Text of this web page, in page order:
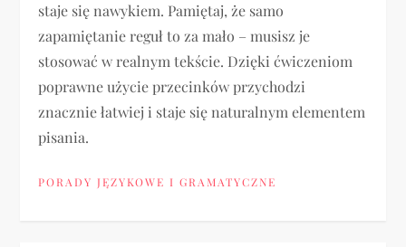
staje się nawykiem. Pamiętaj, że samo
zapamiętanie reguł to za mało – musisz je
stosować w realnym tekście. Dzięki ćwiczeniom
poprawne użycie przecinków przychodzi
znacznie łatwiej i staje się naturalnym elementem
pisania.
PORADY JĘZYKOWE I GRAMATYCZNE